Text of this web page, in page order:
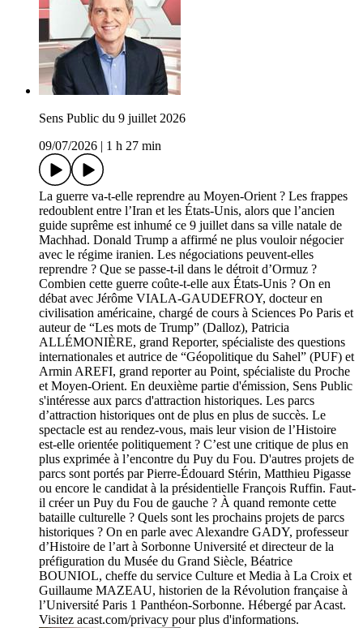
Sens Public du 9 juillet 2026
09/07/2026
1 h 27 min
La guerre va-t-elle reprendre au Moyen-Orient ? Les frappes
redoublent entre l’Iran et les États-Unis, alors que l’ancien
guide suprême est inhumé ce 9 juillet dans sa ville natale de
Machhad. Donald Trump a affirmé ne plus vouloir négocier
avec le régime iranien. Les négociations peuvent-elles
reprendre ? Que se passe-t-il dans le détroit d’Ormuz ?
Combien cette guerre coûte-t-elle aux États-Unis ? On en
débat avec Jérôme VIALA-GAUDEFROY, docteur en
civilisation américaine, chargé de cours à Sciences Po Paris et
auteur de “Les mots de Trump” (Dalloz), Patricia
ALLÉMONIÈRE, grand Reporter, spécialiste des questions
internationales et autrice de “Géopolitique du Sahel” (PUF) et
Armin AREFI, grand reporter au Point, spécialiste du Proche
et Moyen-Orient. En deuxième partie d'émission, Sens Public
s'intéresse aux parcs d'attraction historiques. Les parcs
d’attraction historiques ont de plus en plus de succès. Le
spectacle est au rendez-vous, mais leur vision de l’Histoire
est-elle orientée politiquement ? C’est une critique de plus en
plus exprimée à l’encontre du Puy du Fou. D'autres projets de
parcs sont portés par Pierre-Édouard Stérin, Matthieu Pigasse
ou encore le candidat à la présidentielle François Ruffin. Faut-
il créer un Puy du Fou de gauche ? À quand remonte cette
bataille culturelle ? Quels sont les prochains projets de parcs
historiques ? On en parle avec Alexandre GADY, professeur
d’Histoire de l’art à Sorbonne Université et directeur de la
préfiguration du Musée du Grand Siècle, Béatrice
BOUNIOL, cheffe du service Culture et Media à La Croix et
Guillaume MAZEAU, historien de la Révolution française à
l’Université Paris 1 Panthéon-Sorbonne. Hébergé par Acast.
Visitez acast.com/privacy pour plus d'informations.